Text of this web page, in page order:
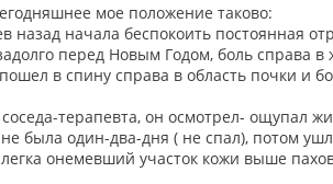
мое положение таково:
назад начала беспокоить постоянная
перед Новым Годом, боль справа в
в спину справа в область почки и
терапевта, он осмотрел- ощупал
была один-два-дня ( не спал), потом
онемевший участок кожи выше